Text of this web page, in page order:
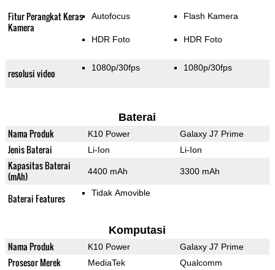
Fitur Perangkat Keras
Kamera
Autofocus
HDR Foto
Flash Kamera
HDR Foto
resolusi video 1080p/30fps 1080p/30fps
Baterai
Nama Produk K10 Power Galaxy J7 Prime
Jenis Baterai Li-Ion Li-Ion
Kapasitas Baterai
(mAh)
4400 mAh 3300 mAh
Baterai Features Tidak Amovible
Komputasi
Nama Produk K10 Power Galaxy J7 Prime
Prosesor Merek MediaTek Qualcomm